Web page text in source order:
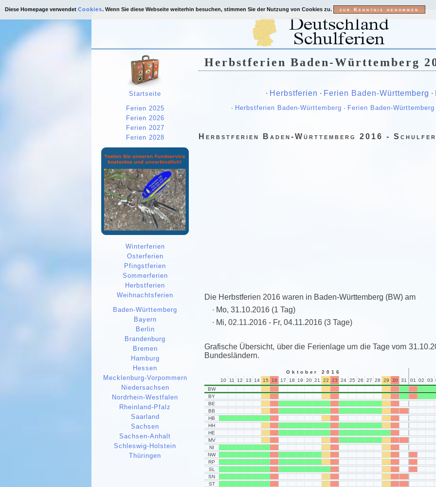
Herbstferien Baden-Württemberg
∙ Herbstferien ∙ Ferien Baden-Württemberg ∙
∙ Herbstferien Baden-Württemberg ∙ Ferien Baden-Württemberg
Herbstferien Baden-Württemberg 2016 -
Die Herbstferien 2016 waren in Baden-Württemberg (BW) am
Mo, 31.10.2016 (1 Tag)
Mi, 02.11.2016 - Fr, 04.11.2016 (3 Tage)
Grafische Übersicht, über die Ferienlage um die Tage vom
Bundesländern.
Oktober 2016
10
11 12 13 14 15 16 17 18 19 20 21 22 23 24 25 26 27 28 29 30 31 01 02 03
BW
BY
BE
BB
HB
HH
HE
MV
NI
NW
RP
SL
SN
ST
Startseite
Ferien 2025
Ferien 2026
Ferien 2027
Ferien 2028
Winterferien
Osterferien
Pfingstferien
Sommerferien
Herbstferien
Weihnachtsferien
Baden-Württemberg
Bayern
Berlin
Brandenburg
Bremen
Hamburg
Hessen
Mecklenburg-Vorpommern
Niedersachsen
Nordrhein-Westfalen
Rheinland-Pfalz
Saarland
Sachsen
Sachsen-Anhalt
Schleswig-Holstein
Thüringen
Diese Homepage verwendet Cookies. Wenn Sie diese Webseite weiterhin besuchen, stimmen Sie der Nutzung von Cookies zu.